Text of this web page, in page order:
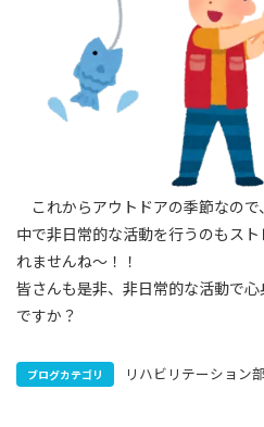
これからアウトドアの季節なの
中で非日常的な活動を行うのもス
れませんね～！！
皆さんも是非、非日常的な活動で
ですか？
ブログカテゴリ リハビリテーション部